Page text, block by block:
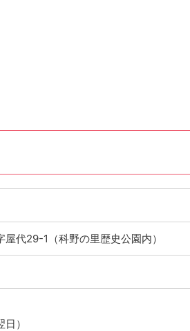
代29-1（科野の里歴史公園内）
）